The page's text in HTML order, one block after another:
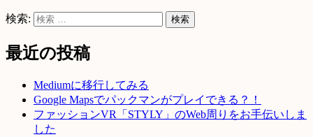
検索:
最近の投稿
Mediumに移行してみる
Google Mapsでパックマンがプレイできる？！
ファッションVR「STYLY」のWeb周りをお手伝いしま
した